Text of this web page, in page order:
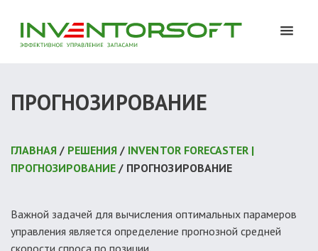
ПРОГНОЗИРОВАНИЕ
ГЛАВНАЯ / РЕШЕНИЯ / INVENTOR FORECASTER |
ПРОГНОЗИРОВАНИЕ / ПРОГНОЗИРОВАНИЕ
Важной задачей для вычисления оптимальных парамеров
управления является определение прогнозной средней
скорости спроса по позиции.